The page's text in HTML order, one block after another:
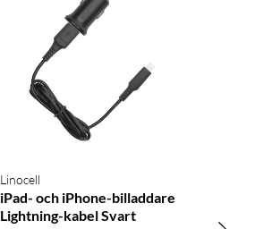
Linocell
iPad- och iPhone-billaddare
Lightning-kabel Svart